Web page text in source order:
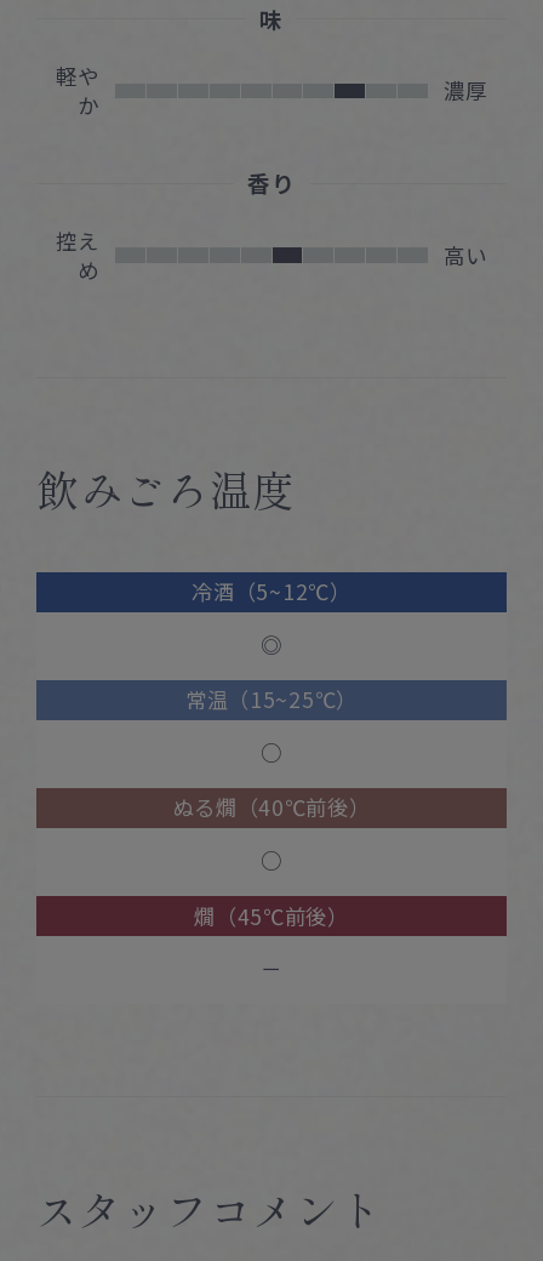
味
軽や
か
濃厚
香り
控え
め
高い
飲みごろ温度
冷酒（5~12℃）
◎
常温（15~25℃）
○
ぬる燗（40℃前後）
○
燗（45℃前後）
－
スタッフコメント